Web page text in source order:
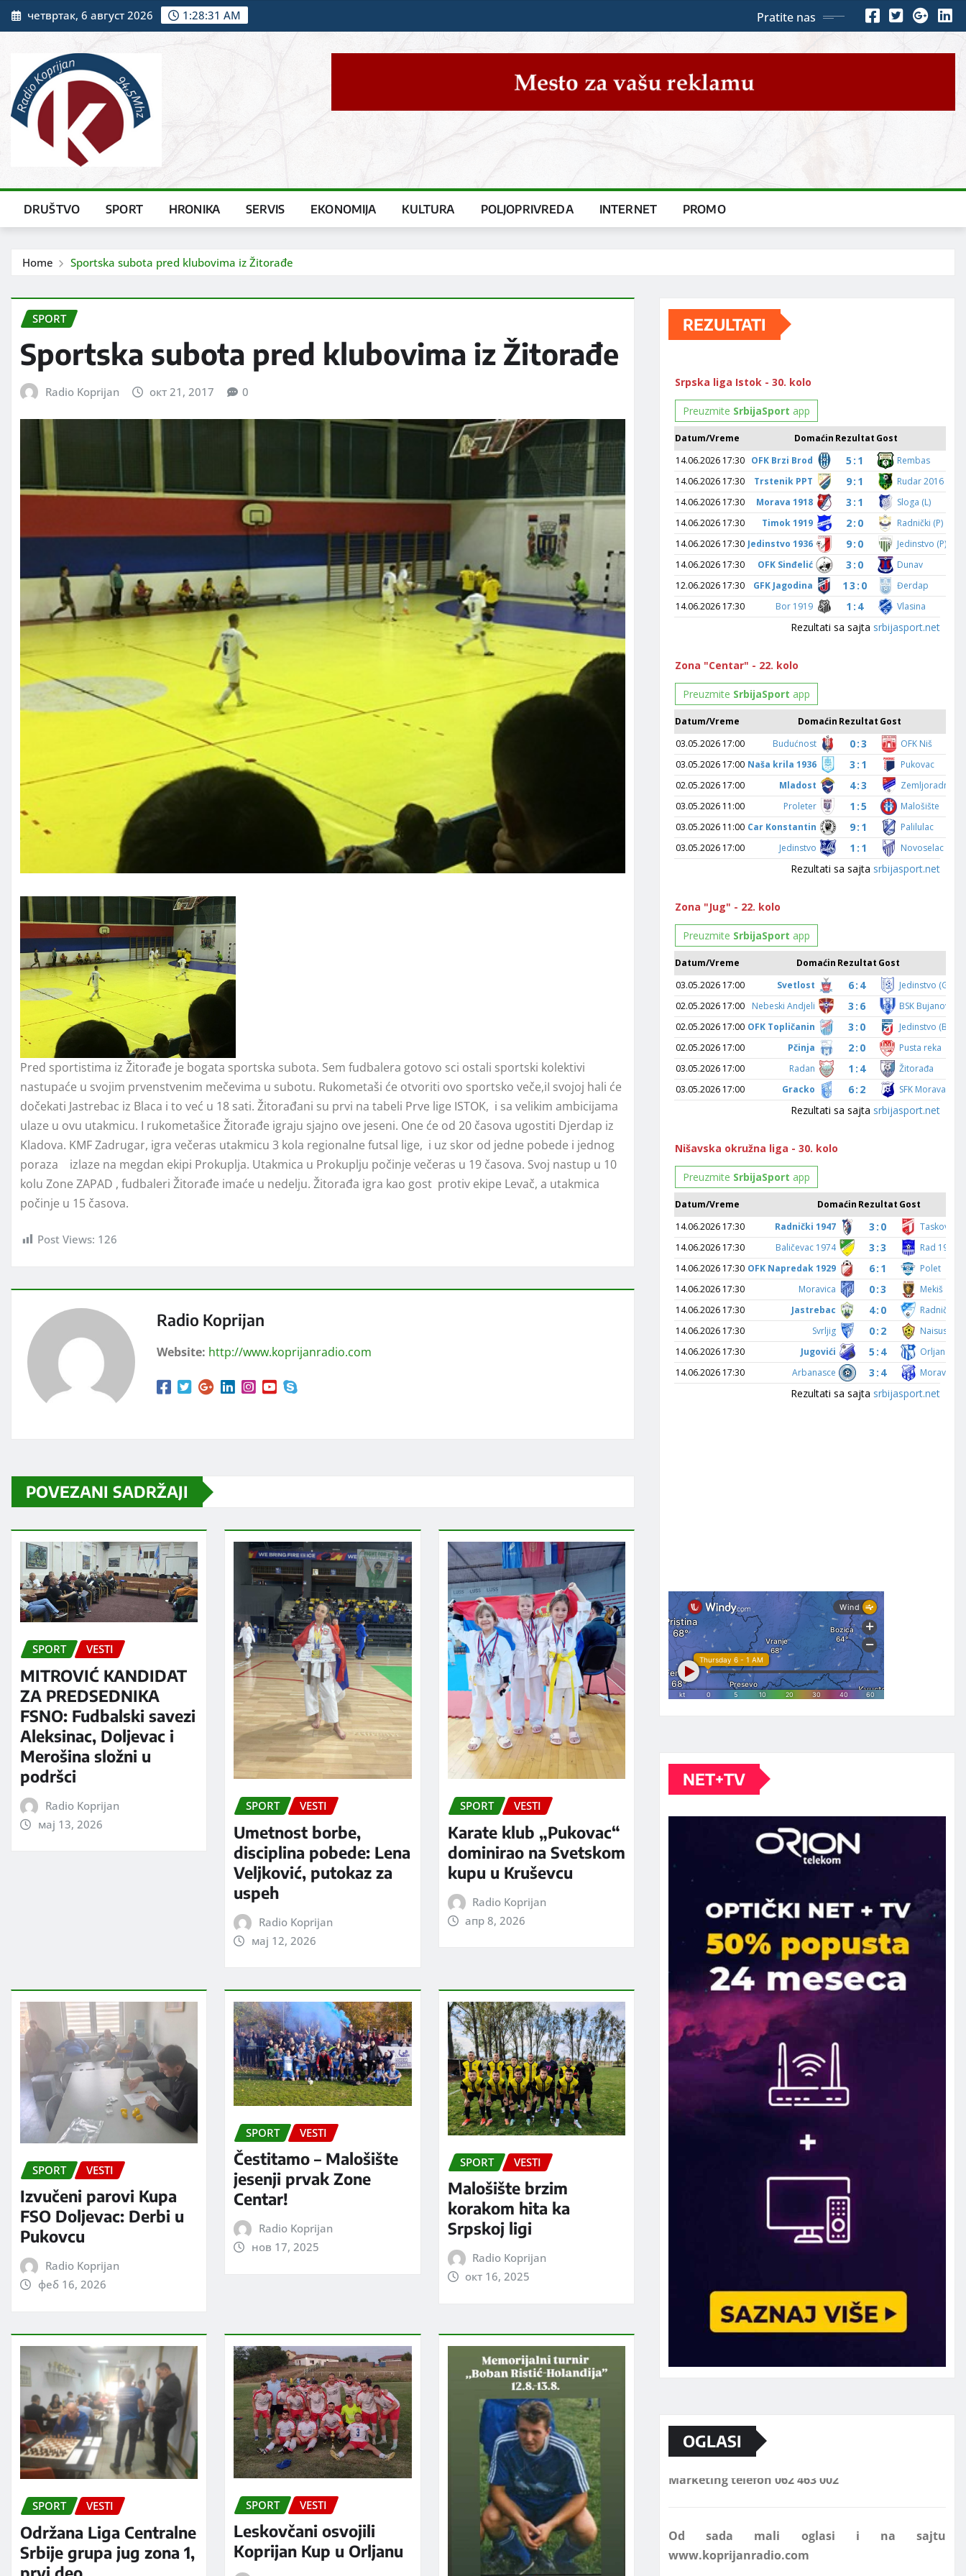
Skip
to
четвртак, 6 август 2026 1:28:33 AM Pratite nas
DRUŠTVO SPORT HRONIKA SERVIS EKONOMIJA KULTURA POLJOPRIVREDA INTERNET PROMO
Home Sportska subota pred klubovima iz Žitorađe
SPORT
Sportska subota pred klubovima iz Žitorađe
Radio Koprijan окт 21, 2017 0
Pred sportistima iz Žitorađe je bogata sportska subota. Sem fudbalera gotovo sci ostali sportski kolektivi
nastupaće u svojim prvenstvenim mečevima u subotu. Rukometaši će otvoriti ovo sportsko veče,iI svojoj hali će
dočekati Jastrebac iz Blaca i to već u 18 sati. Žitorađani su prvi na tabeli Prve lige ISTOK, i sa velikim ambicijama
ulaze u ovu utakmicu. I rukometašice Žitorađe igraju sjajno ove jeseni. One će od 20 časova ugostiti Djerdap iz
Kladova. KMF Zadrugar, igra večeras utakmicu 3 kola regionalne futsal lige, i uz skor od jedne pobede i jednog
poraza izlaze na megdan ekipi Prokuplja. Utakmica u Prokuplju počinje večeras u 19 časova. Svoj nastup u 10
kolu Zone ZAPAD , fudbaleri Žitorađe imaće u nedelju. Žitorađa igra kao gost protiv ekipe Levač, a utakmica
počinje u 15 časova.
Post Views: 126
Radio Koprijan
Website: http://www.koprijanradio.com
POVEZANI SADRŽAJI
SPORT VESTI
MITROVIĆ KANDIDAT
ZA PREDSEDNIKA
FSNO: Fudbalski savezi
Aleksinac, Doljevac i
Merošina složni u
podršci
Radio Koprijan
мај 13, 2026
SPORT VESTI
Umetnost borbe,
disciplina pobede: Lena
Veljković, putokaz za
uspeh
Radio Koprijan
мај 12, 2026
SPORT VESTI
Karate klub „Pukovac“
dominirao na Svetskom
kupu u Kruševcu
Radio Koprijan
апр 8, 2026
SPORT VESTI
Izvučeni parovi Kupa
FSO Doljevac: Derbi u
Pukovcu
Radio Koprijan
феб 16, 2026
SPORT VESTI
Čestitamo – Malošište
jesenji prvak Zone
Centar!
Radio Koprijan
нов 17, 2025
SPORT VESTI
Malošište brzim
korakom hita ka
Srpskoj ligi
Radio Koprijan
окт 16, 2025
SPORT VESTI
Održana Liga Centralne
Srbije grupa jug zona 1,
SPORT VESTI
Leskovčani osvojili
Koprijan Kup u Orljanu
REZULTATI
NET+TV
OGLASI
Marketing telefon 062 463 002